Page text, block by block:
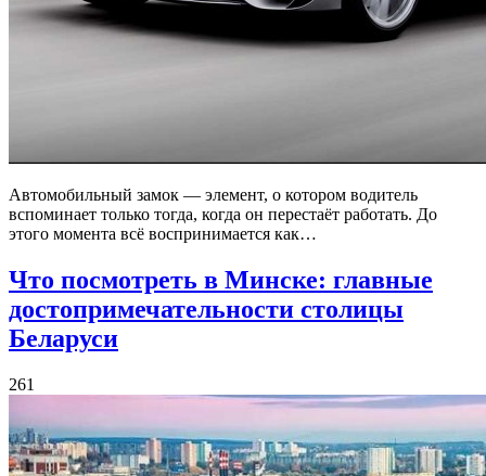
Автомобильный замок — элемент, о котором водитель
вспоминает только тогда, когда он перестаёт работать. До
этого момента всё воспринимается как…
Что посмотреть в Минске: главные
достопримечательности столицы
Беларуси
261